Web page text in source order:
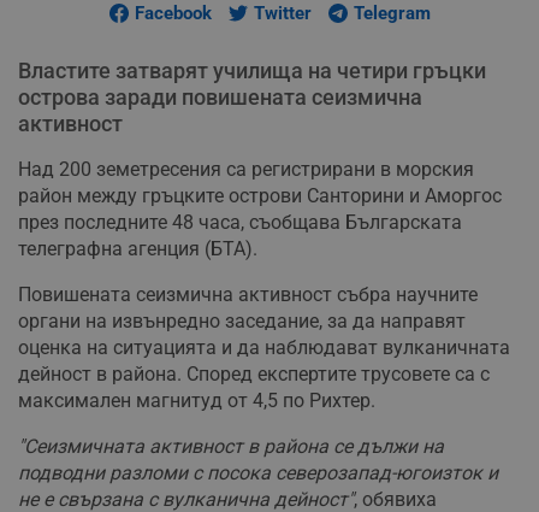
Facebook Twitter Telegram
Властите затварят училища на четири гръцки
острова заради повишената сеизмична
активност
Над 200 земетресения са регистрирани в морския
район между гръцките острови Санторини и Аморгос
през последните 48 часа, съобщава Българската
телеграфна агенция (БТА).
Повишената сеизмична активност събра научните
органи на извънредно заседание, за да направят
оценка на ситуацията и да наблюдават вулканичната
дейност в района. Според експертите трусовете са с
максимален магнитуд от 4,5 по Рихтер.
"Сеизмичната активност в района се дължи на
подводни разломи с посока северозапад-югоизток и
не е свързана с вулканична дейност", обявиха